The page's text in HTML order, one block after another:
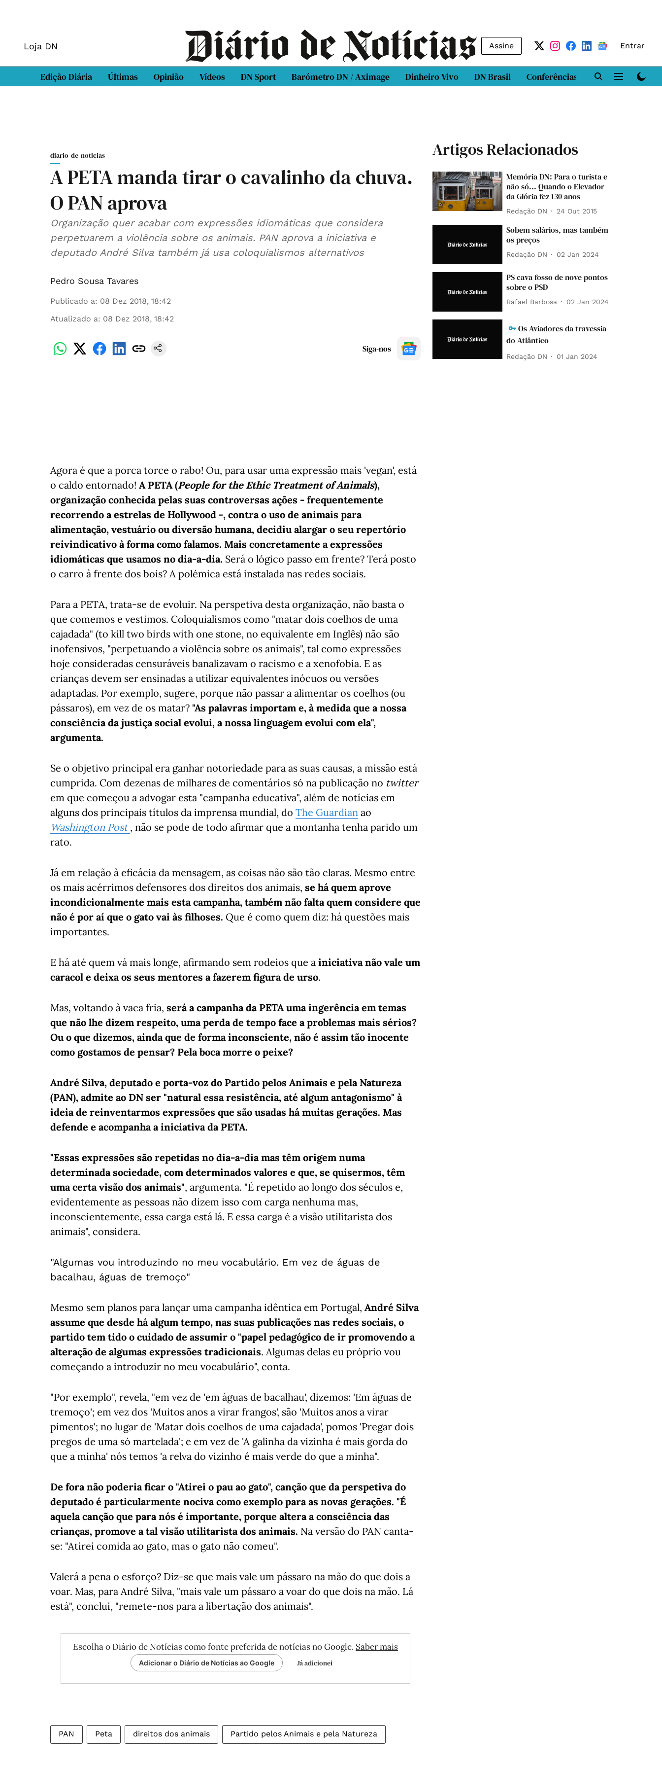
Loja DN Assine Entrar
Edição Diária Últimas Opinião Vídeos DN Sport Barómetro DN / Aximage Dinheiro Vivo DN Brasil Conferências DN LAB
diario-de-noticias
A PETA manda tirar o cavalinho da chuva.
O PAN aprova
Organização quer acabar com expressões idiomáticas que considera
perpetuarem a violência sobre os animais. PAN aprova a iniciativa e
deputado André Silva também já usa coloquialismos alternativos
Pedro Sousa Tavares
Publicado a: 08 Dez 2018, 18:42
Atualizado a: 08 Dez 2018, 18:42
Siga-nos
Agora é que a porca torce o rabo! Ou, para usar uma expressão mais 'vegan', está
o caldo entornado! A PETA (People for the Ethic Treatment of Animals),
organização conhecida pelas suas controversas ações - frequentemente
recorrendo a estrelas de Hollywood -, contra o uso de animais para
alimentação, vestuário ou diversão humana, decidiu alargar o seu repertório
reivindicativo à forma como falamos. Mais concretamente a expressões
idiomáticas que usamos no dia-a-dia. Será o lógico passo em frente? Terá posto
o carro à frente dos bois? A polémica está instalada nas redes sociais.
Para a PETA, trata-se de evoluir. Na perspetiva desta organização, não basta o
que comemos e vestimos. Coloquialismos como "matar dois coelhos de uma
cajadada" (to kill two birds with one stone, no equivalente em Inglês) não são
inofensivos, "perpetuando a violência sobre os animais", tal como expressões
hoje consideradas censuráveis banalizavam o racismo e a xenofobia. E as
crianças devem ser ensinadas a utilizar equivalentes inócuos ou versões
adaptadas. Por exemplo, sugere, porque não passar a alimentar os coelhos (ou
pássaros), em vez de os matar? "As palavras importam e, à medida que a nossa
consciência da justiça social evolui, a nossa linguagem evolui com ela",
argumenta.
Se o objetivo principal era ganhar notoriedade para as suas causas, a missão está
cumprida. Com dezenas de milhares de comentários só na publicação no twitter
em que começou a advogar esta "campanha educativa", além de notícias em
alguns dos principais títulos da imprensa mundial, do The Guardian ao
Washington Post , não se pode de todo afirmar que a montanha tenha parido um
rato.
Já em relação à eficácia da mensagem, as coisas não são tão claras. Mesmo entre
os mais acérrimos defensores dos direitos dos animais, se há quem aprove
incondicionalmente mais esta campanha, também não falta quem considere que
não é por aí que o gato vai às filhoses. Que é como quem diz: há questões mais
importantes.
E há até quem vá mais longe, afirmando sem rodeios que a iniciativa não vale um
caracol e deixa os seus mentores a fazerem figura de urso.
Mas, voltando à vaca fria, será a campanha da PETA uma ingerência em temas
que não lhe dizem respeito, uma perda de tempo face a problemas mais sérios?
Ou o que dizemos, ainda que de forma inconsciente, não é assim tão inocente
como gostamos de pensar? Pela boca morre o peixe?
André Silva, deputado e porta-voz do Partido pelos Animais e pela Natureza
(PAN), admite ao DN ser "natural essa resistência, até algum antagonismo" à
ideia de reinventarmos expressões que são usadas há muitas gerações. Mas
defende e acompanha a iniciativa da PETA.
"Essas expressões são repetidas no dia-a-dia mas têm origem numa
determinada sociedade, com determinados valores e que, se quisermos, têm
uma certa visão dos animais", argumenta. "É repetido ao longo dos séculos e,
evidentemente as pessoas não dizem isso com carga nenhuma mas,
inconscientemente, essa carga está lá. E essa carga é a visão utilitarista dos
animais", considera.
"Algumas vou introduzindo no meu vocabulário. Em vez de águas de
bacalhau, águas de tremoço"
Mesmo sem planos para lançar uma campanha idêntica em Portugal, André Silva
assume que desde há algum tempo, nas suas publicações nas redes sociais, o
partido tem tido o cuidado de assumir o "papel pedagógico de ir promovendo a
alteração de algumas expressões tradicionais. Algumas delas eu próprio vou
começando a introduzir no meu vocabulário", conta.
"Por exemplo", revela, "em vez de 'em águas de bacalhau', dizemos: 'Em águas de
tremoço'; em vez dos 'Muitos anos a virar frangos', são 'Muitos anos a virar
pimentos'; no lugar de 'Matar dois coelhos de uma cajadada', pomos 'Pregar dois
pregos de uma só martelada'; e em vez de 'A galinha da vizinha é mais gorda do
que a minha' nós temos 'a relva do vizinho é mais verde do que a minha".
De fora não poderia ficar o "Atirei o pau ao gato", canção que da perspetiva do
deputado é particularmente nociva como exemplo para as novas gerações. "É
aquela canção que para nós é importante, porque altera a consciência das
crianças, promove a tal visão utilitarista dos animais. Na versão do PAN canta-
se: "Atirei comida ao gato, mas o gato não comeu".
Valerá a pena o esforço? Diz-se que mais vale um pássaro na mão do que dois a
voar. Mas, para André Silva, "mais vale um pássaro a voar do que dois na mão. Lá
está", conclui, "remete-nos para a libertação dos animais".
Escolha o Diário de Notícias como fonte preferida de notícias no Google. Saber mais
Adicionar o Diário de Notícias ao Google Já adicionei
PAN Peta direitos dos animais Partido pelos Animais e pela Natureza
Artigos Relacionados
Memória DN: Para o turista e
não só... Quando o Elevador
da Glória fez 130 anos
Redação DN 24 Out 2015
Sobem salários, mas também
os preços
Redação DN 02 Jan 2024
PS cava fosso de nove pontos
sobre o PSD
Rafael Barbosa 02 Jan 2024
Os Aviadores da travessia
do Atlântico
Redação DN 01 Jan 2024